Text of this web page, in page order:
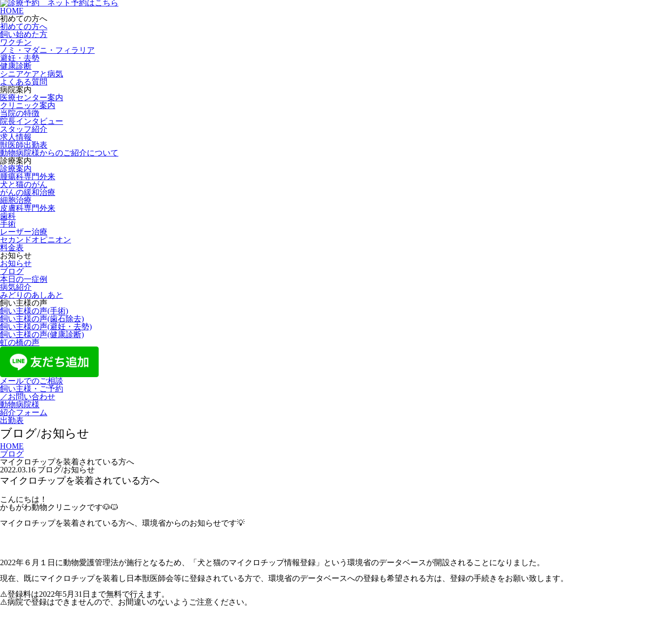
HOME
初めての方へ
初めての方へ
飼い始めた方
ワクチン
ノミ・マダニ・フィラリア
避妊・去勢
健康診断
シニアケアと病気
よくある質問
病院案内
医療センター案内
クリニック案内
当院の特徴
院長インタビュー
スタッフ紹介
求人情報
獣医師出勤表
動物病院様からのご紹介について
診療案内
診療案内
腫瘍科専門外来
犬と猫のがん
がんの緩和治療
細胞治療
皮膚科専門外来
歯科
手術
レーザー治療
セカンドオピニオン
料金表
お知らせ
お知らせ
ブログ
本日の一症例
病気紹介
みどりのあしあと
飼い主様の声
飼い主様の声(手術)
飼い主様の声(歯石除去)
飼い主様の声(避妊・去勢)
飼い主様の声(健康診断)
虹の橋の声
メールでのご相談
飼い主様・ご予約
／お問い合わせ
動物病院様
紹介フォーム
出勤表
ブログ/お知らせ
HOME
ブログ
マイクロチップを装着されている方へ
2022.03.16 ブログ/お知らせ
マイクロチップを装着されている方へ
こんにちは！
かもがわ動物クリニックです🐶🐱
マイクロチップを装着されている方へ、環境省からのお知らせです💡
2022年６月１日に動物愛護管理法が施行となるため、「犬と猫のマイクロチップ情報登録」という環境省のデータベースが開設されることになりました。
現在、既にマイクロチップを装着し日本獣医師会等に登録されている方で、環境省のデータベースへの登録も希望される方は、登録の手続きをお願い致します。
⚠️登録料は2022年5月31日まで無料で行えます。
⚠️病院で登録はできませんので、お間違いのないようご注意ください。